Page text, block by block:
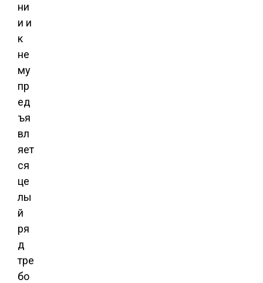
ни
и и
к
не
му
пр
ед
ъя
вл
яет
ся
це
лы
й
ря
д
тре
бо